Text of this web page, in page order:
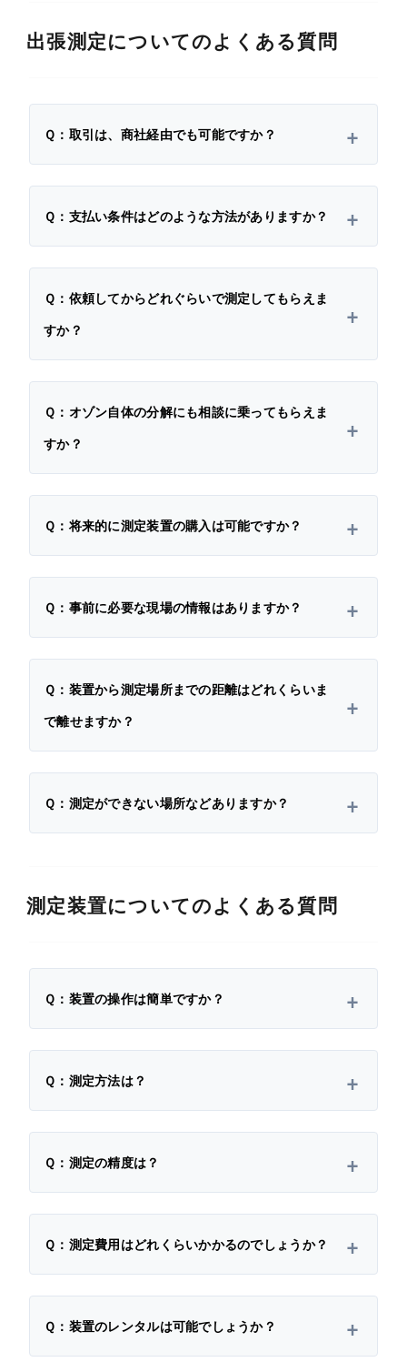
出張測定についてのよくある質問
Ｑ：取引は、商社経由でも可能ですか？
Ｑ：支払い条件はどのような方法がありますか？
Ｑ：依頼してからどれぐらいで測定してもらえま
すか？
Ｑ：オゾン自体の分解にも相談に乗ってもらえま
すか？
Ｑ：将来的に測定装置の購入は可能ですか？
Ｑ：事前に必要な現場の情報はありますか？
Ｑ：装置から測定場所までの距離はどれくらいま
で離せますか？
Ｑ：測定ができない場所などありますか？
測定装置についてのよくある質問
Ｑ：装置の操作は簡単ですか？
Ｑ：測定方法は？
Ｑ：測定の精度は？
Ｑ：測定費用はどれくらいかかるのでしょうか？
Ｑ：装置のレンタルは可能でしょうか？